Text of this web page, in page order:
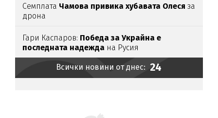
Семплата Чамова привика хубавата Олеся за
дрона
Гари Каспаров: Победа за Украйна е
последната надежда на Русия
Всички новини от днес: 24